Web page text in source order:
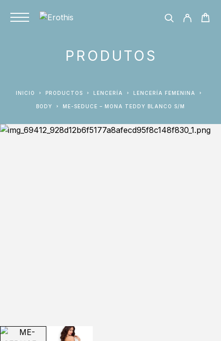
PRODUTOS
INICIO PRODUCTOS LENCERÍA LENCERÍA FEMENINA
BODY ME-SEDUCE – MONA TEDDY BLANCO S/M